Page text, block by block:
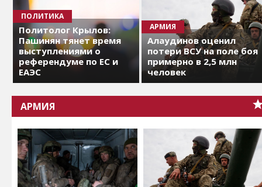
ПОЛИТИКА
Политолог Крылов:
Пашинян тянет время
выступлениями о
референдуме по ЕС и
ЕАЭС
АРМИЯ
Алаудинов оценил
потери ВСУ на поле боя
примерно в 2,5 млн
человек
АРМИЯ